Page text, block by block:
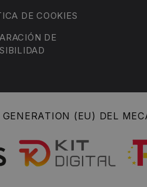
DE COOKIES
DE
(EU) DEL